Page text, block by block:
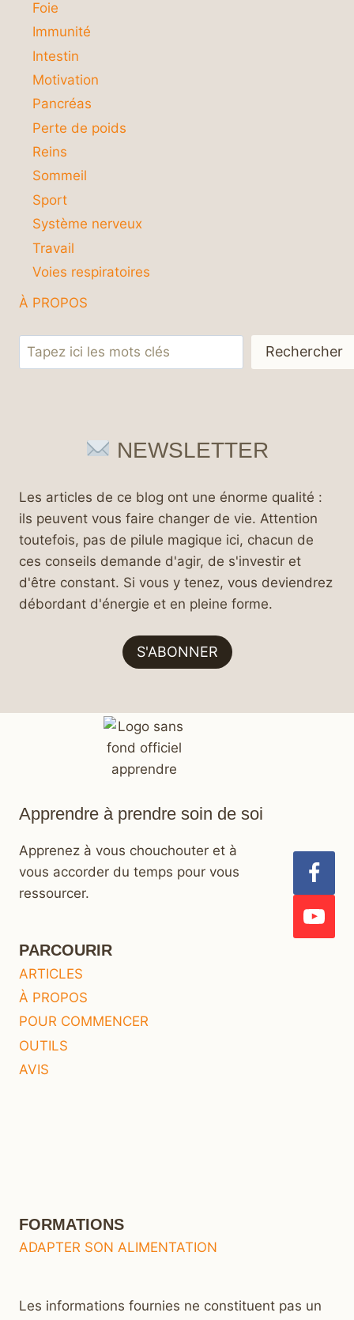
Foie
Immunité
Intestin
Motivation
Pancréas
Perte de poids
Reins
Sommeil
Sport
Système nerveux
Travail
Voies respiratoires
À PROPOS
Rechercher Rechercher
NEWSLETTER
Les articles de ce blog ont une énorme qualité :
ils peuvent vous faire changer de vie. Attention
toutefois, pas de pilule magique ici, chacun de
ces conseils demande d'agir, de s'investir et
d'être constant. Si vous y tenez, vous deviendrez
débordant d'énergie et en pleine forme.
S'ABONNER
Apprendre à prendre soin de soi
Apprenez à vous chouchouter et à
vous accorder du temps pour vous
ressourcer.
PARCOURIR
ARTICLES
À PROPOS
POUR COMMENCER
OUTILS
AVIS
FORMATIONS
ADAPTER SON ALIMENTATION
Les informations fournies ne constituent pas un